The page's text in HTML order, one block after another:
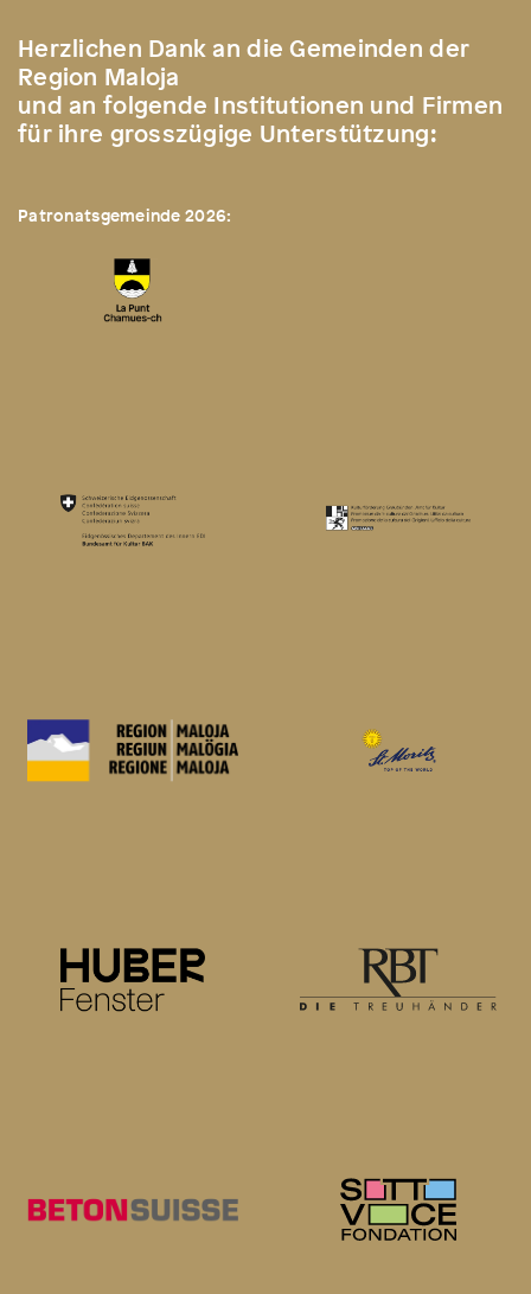
Herzlichen Dank an die Gemeinden der
Region Maloja
und an folgende Institutionen und Firmen
für ihre grosszügige Unterstützung:
Patronatsgemeinde 2026: